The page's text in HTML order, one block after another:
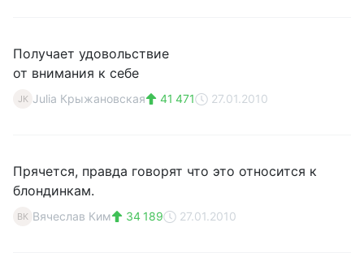
Получает удовольствие
от внимания к себе
JК Julia Крыжановская 41 471 27.01.2010
Прячется, правда говорят что это относится к
блондинкам.
ВК Вячеслав Ким 34 189 27.01.2010